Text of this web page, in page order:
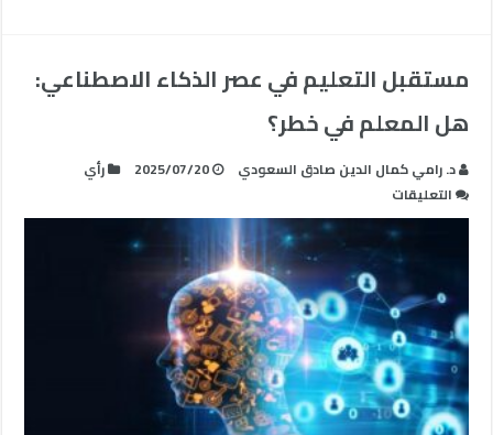
مستقبل التعليم في عصر الذكاء الاصطناعي:
هل المعلم في خطر؟
د. رامي كمال الدين صادق السعودي 2025/07/20
رأي
التعليقات
مستقبل
التعليم
في
عصر
الذكاء
الاصطناعي:
هل
المعلم
في